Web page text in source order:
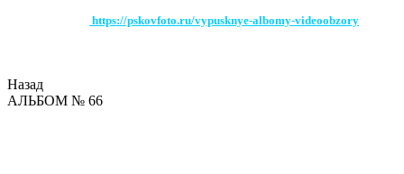
https://pskovfoto.ru/vypusknye-albomy-videoobzory
Назад
АЛЬБОМ № 66